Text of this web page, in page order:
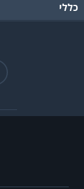
כללי